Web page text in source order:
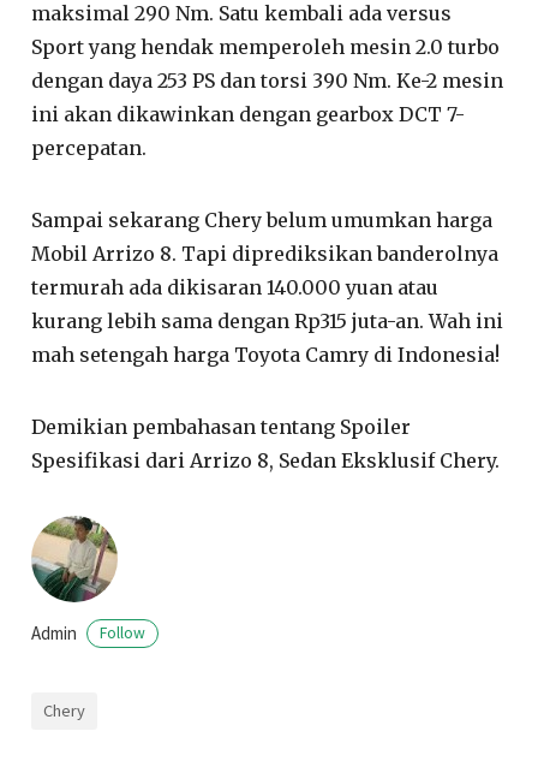
maksimal 290 Nm. Satu kembali ada versus
Sport yang hendak memperoleh mesin 2.0 turbo
dengan daya 253 PS dan torsi 390 Nm. Ke-2 mesin
ini akan dikawinkan dengan gearbox DCT 7-
percepatan.
Sampai sekarang Chery belum umumkan harga
Mobil Arrizo 8. Tapi diprediksikan banderolnya
termurah ada dikisaran 140.000 yuan atau
kurang lebih sama dengan Rp315 juta-an. Wah ini
mah setengah harga Toyota Camry di Indonesia!
Demikian pembahasan tentang Spoiler
Spesifikasi dari Arrizo 8, Sedan Eksklusif Chery.
Admin Follow
Chery